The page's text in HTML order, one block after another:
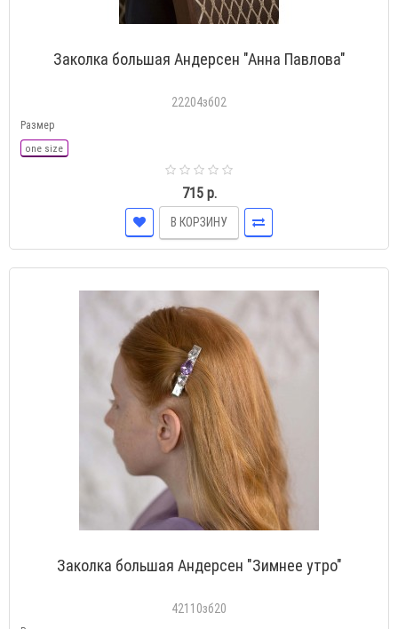
Заколка большая Андерсен "Анна Павлова"
22204зб02
Размер
one size
715 р.
В КОРЗИНУ
Заколка большая Андерсен "Зимнее утро"
42110зб20